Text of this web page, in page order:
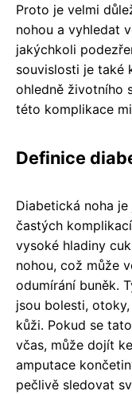
Proto je velmi
nohou a vyhledat
jakýchkoli
souvislosti je také
ohledně životního
této komplikace
Definice
Diabetická noha
častých
vysoké hladiny
nohou, což může
odumírání buněk.
jsou bolesti,
kůži. Pokud se
včas, může dojít
amputace
pečlivě sledovat